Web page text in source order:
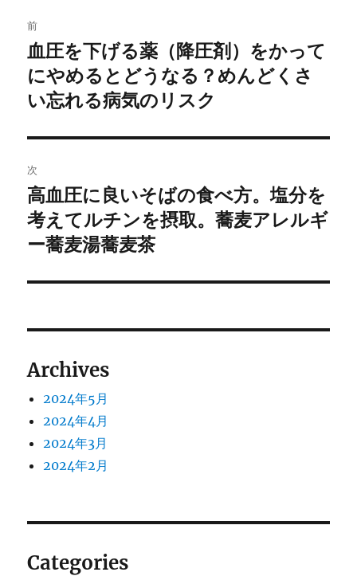
稿
ナ
ビ
ゲ
ー
シ
ョ
ン
前
前
の
投
血圧を下げる薬（降圧剤）をかって
にやめるとどうなる？めんどくさ
い忘れる病気のリスク
次
次
の
高血圧に良いそばの食べ方。塩分を
考えてルチンを摂取。蕎麦アレルギ
ー蕎麦湯蕎麦茶
Archives
2024年5月
2024年4月
2024年3月
2024年2月
Categories